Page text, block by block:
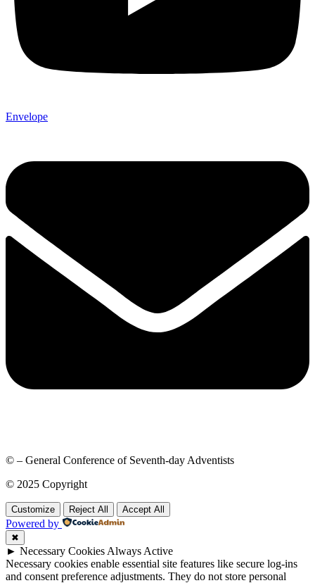
Envelope
© – General Conference of Seventh-day Adventists
© 2025 Copyright
Customize Reject All Accept All
Powered by
✖
► Necessary Cookies Always Active
Necessary cookies enable essential site features like secure log-ins
and consent preference adjustments. They do not store personal